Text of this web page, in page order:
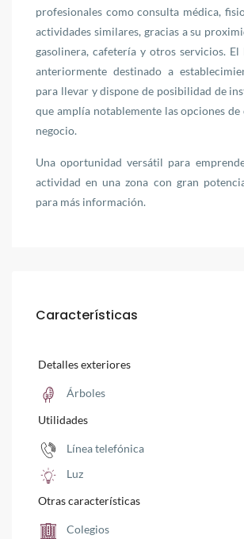
profesionales como consulta médica,
actividades similares, gracias a su
gasolinera, cafetería y otros servicios. El
anteriormente destinado a
para llevar y dispone de posibilidad de
que amplía notablemente las opciones
negocio.
Una oportunidad versátil para
actividad en una zona con gran
para más información.
Características
Detalles exteriores
Árboles
Utilidades
Línea telefónica
Luz
Otras características
Colegios